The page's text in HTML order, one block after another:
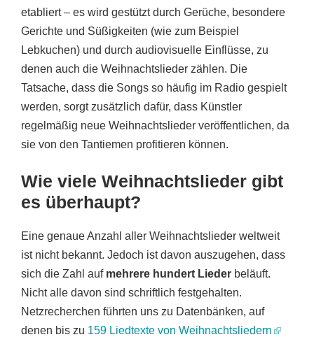
etabliert – es wird gestützt durch Gerüche, besondere
Gerichte und Süßigkeiten (wie zum Beispiel
Lebkuchen) und durch audiovisuelle Einflüsse, zu
denen auch die Weihnachtslieder zählen. Die
Tatsache, dass die Songs so häufig im Radio gespielt
werden, sorgt zusätzlich dafür, dass Künstler
regelmäßig neue Weihnachtslieder veröffentlichen, da
sie von den Tantiemen profitieren können.
Wie viele Weihnachtslieder gibt
es überhaupt?
Eine genaue Anzahl aller Weihnachtslieder weltweit
ist nicht bekannt. Jedoch ist davon auszugehen, dass
sich die Zahl auf mehrere hundert Lieder beläuft.
Nicht alle davon sind schriftlich festgehalten.
Netzrecherchen führten uns zu Datenbänken, auf
denen bis zu 159 Liedtexte von Weihnachtsliedern